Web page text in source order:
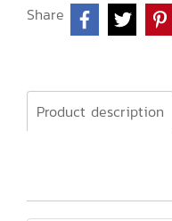
Share
Product description